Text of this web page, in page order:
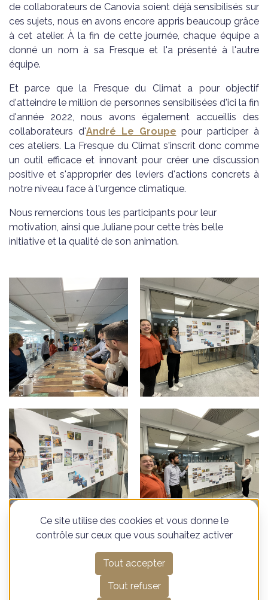
de collaborateurs de Canovia soient déjà sensibilisés sur
ces sujets, nous en avons encore appris beaucoup grâce
à cet atelier. À la fin de cette journée, chaque équipe a
donné un nom à sa Fresque et l'a présenté à l'autre
équipe.
Et parce que la Fresque du Climat a pour objectif
d'atteindre le million de personnes sensibilisées d'ici la fin
d'année 2022, nous avons également accueillis des
collaborateurs d'André Le Groupe pour participer à
ces ateliers. La Fresque du Climat s'inscrit donc comme
un outil efficace et innovant pour créer une discussion
positive et s'approprier des leviers d'actions concrets à
notre niveau face à l'urgence climatique.
Nous remercions tous les participants pour leur
motivation, ainsi que Juliane pour cette très belle
initiative et la qualité de son animation.
Découvrez d'autres
Ce site utilise des cookies et vous donne le
contrôle sur ceux que vous souhaitez activer
Tout accepter
Tout refuser